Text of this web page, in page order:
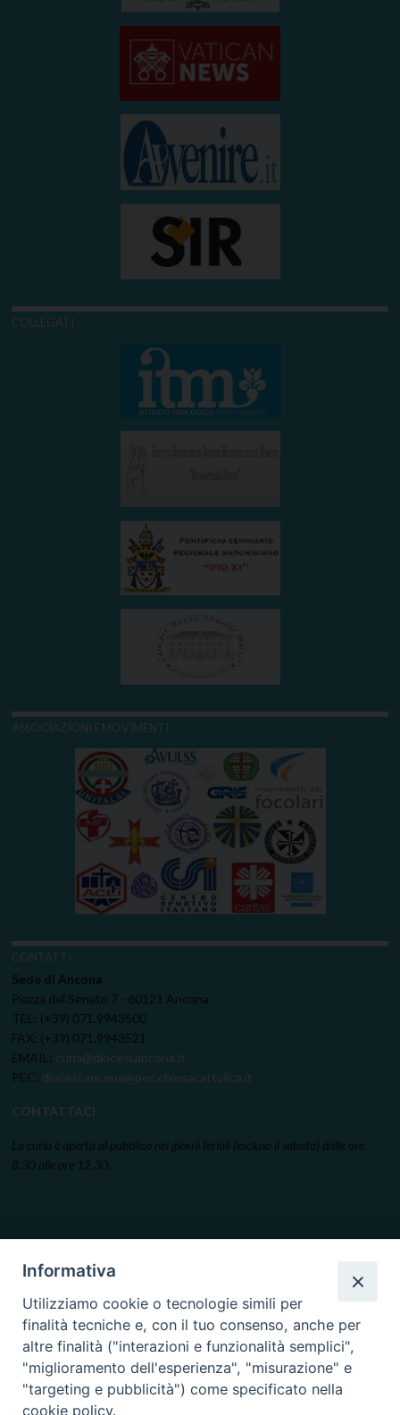
COLLEGATI
ASSOCIAZIONI E MOVIMENTI
CONTATTI
Sede di Ancona
Piazza del Senato 7 - 60121 Ancona
TEL: (+39) 071.9943500
FAX: (+39) 071.9943521
EMAIL: curia@diocesi.ancona.it
PEC: diocesi.ancona@pec.chiesacattolica.it
CONTATTACI
La curia è aperta al pubblico nei giorni feriali (escluso il sabato) dalle ore
8.30 alle ore 12.30.
Informativa
Utilizziamo cookie o tecnologie simili per
finalità tecniche e, con il tuo consenso, anche per
altre finalità ("interazioni e funzionalità semplici",
"miglioramento dell'esperienza", "misurazione" e
"targeting e pubblicità") come specificato nella
cookie policy.